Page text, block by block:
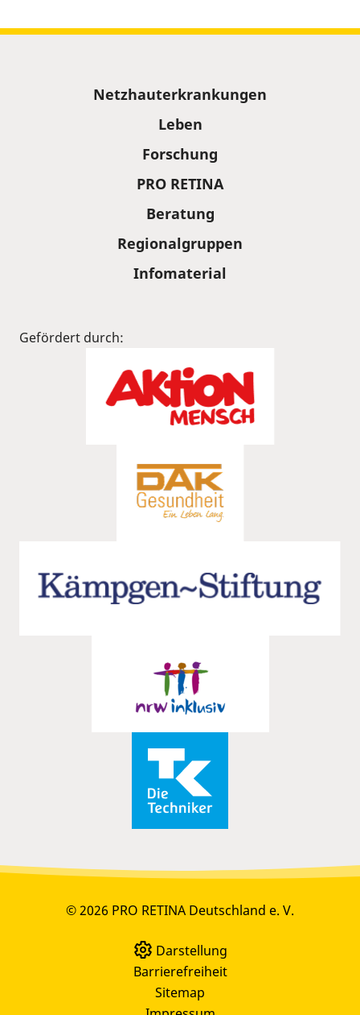
Netzhauterkrankungen
Leben
Forschung
PRO RETINA
Beratung
Regionalgruppen
Infomaterial
Gefördert durch:
© 2026 PRO RETINA Deutschland e. V.
Darstellung
Barrierefreiheit
Sitemap